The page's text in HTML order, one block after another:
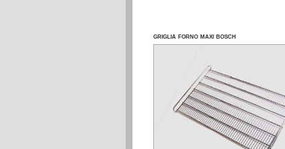
griglia forno maxi bosch